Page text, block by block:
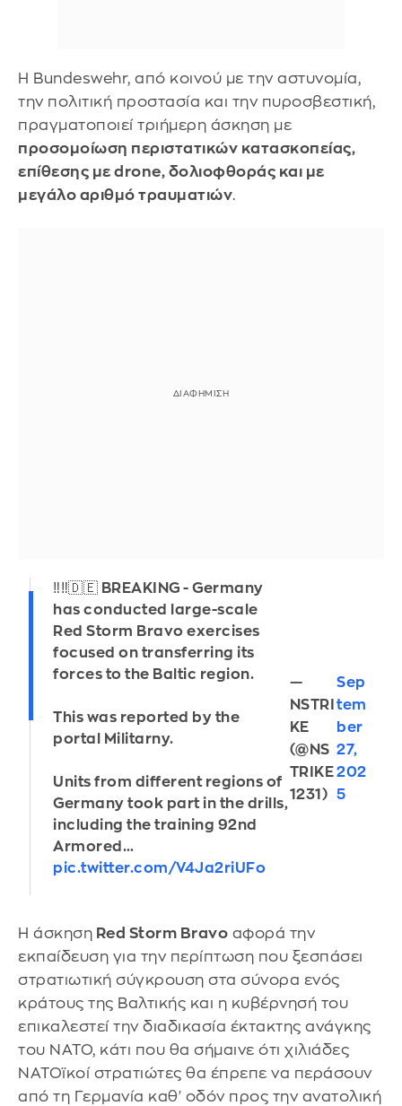
Η Bundeswehr, από κοινού με την αστυνομία,
την πολιτική προστασία και την πυροσβεστική,
πραγματοποιεί τριήμερη άσκηση με
προσομοίωση περιστατικών κατασκοπείας,
επίθεσης με drone, δολιοφθοράς και με
μεγάλο αριθμό τραυματιών.
‼️‼️🇩🇪 BREAKING - Germany
has conducted large-scale
Red Storm Bravo exercises
focused on transferring its
forces to the Baltic region.
This was reported by the
portal Militarny.
Units from different regions of
Germany took part in the drills,
including the training 92nd
Armored…
pic.twitter.com/V4Ja2riUFo
—
NSTRI
KE
(@NS
TRIKE
1231)
Sep
tem
ber
27,
202
5
Η άσκηση Red Storm Bravo αφορά την
εκπαίδευση για την περίπτωση που ξεσπάσει
στρατιωτική σύγκρουση στα σύνορα ενός
κράτους της Βαλτικής και η κυβέρνησή του
επικαλεστεί την διαδικασία έκτακτης ανάγκης
του ΝΑΤΟ, κάτι που θα σήμαινε ότι χιλιάδες
ΝΑΤΟϊκοί στρατιώτες θα έπρεπε να περάσουν
από τη Γερμανία καθ' οδόν προς την ανατολική